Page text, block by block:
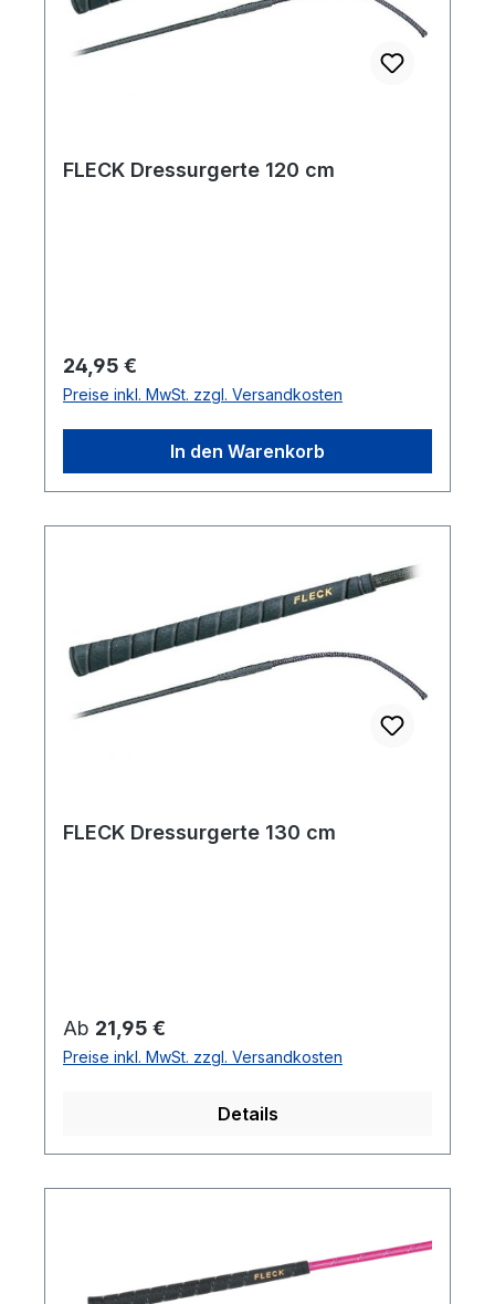
FLECK Dressurgerte 120 cm
Regulärer Preis:
24,95 €
Preise inkl. MwSt. zzgl. Versandkosten
In den Warenkorb
FLECK Dressurgerte 130 cm
Regulärer Preis:
Ab 21,95 €
Preise inkl. MwSt. zzgl. Versandkosten
Details